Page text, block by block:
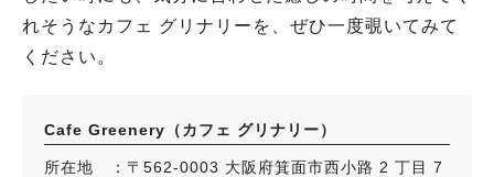
れそうなカフェ グリナリーを、ぜひ一度覗いてみて
ください。
Cafe Greenery（カフェ グリナリー）
所在地 ：〒562-0003 大阪府箕面市西小路 2 丁目 7